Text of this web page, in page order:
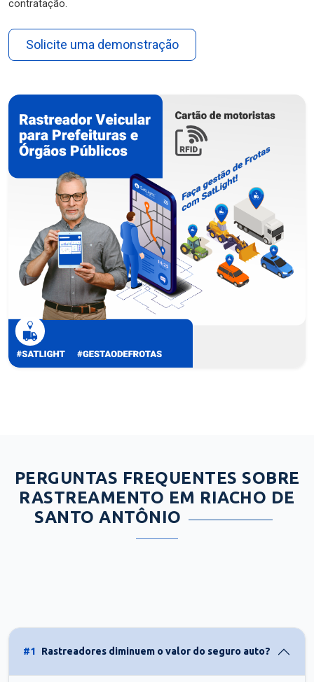
contratação.
Solicite uma demonstração
PERGUNTAS FREQUENTES SOBRE
RASTREAMENTO EM RIACHO DE
SANTO ANTÔNIO
#1 Rastreadores diminuem o valor do seguro auto?